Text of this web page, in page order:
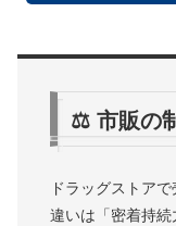
⚖️ 市販の
ドラッグストア
違いは「密着持続